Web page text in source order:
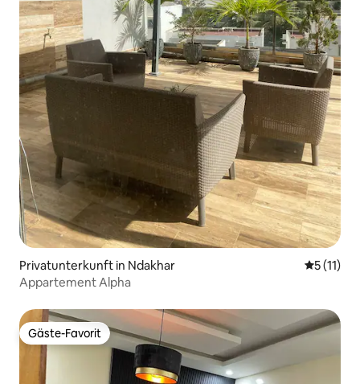
Privatunterkunft in Ndakhar
5 (11)
Appartement Alpha
Gäste-Favorit
Gäste-Favorit